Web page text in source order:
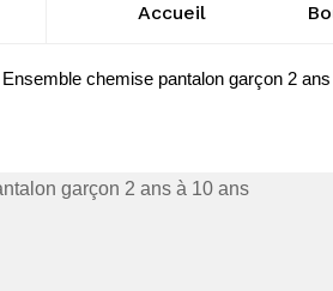
Accueil
Ensemble chemise pantalon garçon 2